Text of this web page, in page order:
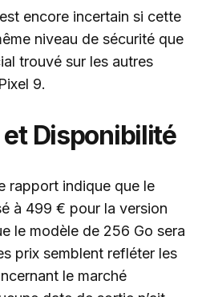
encore incertain si cette
niveau de sécurité que
trouvé sur les autres
9.
Disponibilité
rapport indique que le
à 499 € pour la version
le modèle de 256 Go sera
prix semblent refléter les
le marché